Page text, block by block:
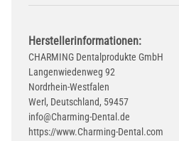
Herstellerinformationen:
CHARMING Dentalprodukte GmbH
Langenwiedenweg 92
Nordrhein-Westfalen
Werl, Deutschland, 59457
info@Charming-Dental.de
https://www.Charming-Dental.com